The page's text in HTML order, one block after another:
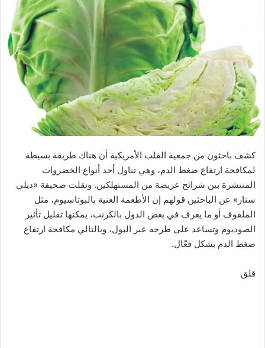
كشف باحثون من جمعية القلب الأمريكية أن هناك طريقة بسيطة
لمكافحة ارتفاع ضغط الدم، وهي تناول أحد أنواع الخضروات
المنتشرة بين شرائح عريضة من المستهلكين. ونقلت صحيفة «ديلي
ستار» عن الباحثين قولهم إن الأطعمة الغنية بالبوتاسيوم، مثل
الملفوف أو ما يعرف في بعض الدول بالكرنب، يمكنها تقليل تأثير
الصوديوم وتساعد على طرحه عبر البول، وبالتالي مكافحة ارتفاع
ضغط الدم بشكل فعّال.
قلق